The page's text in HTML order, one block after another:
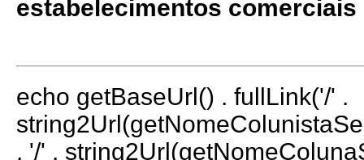
estabelecimentos comerciais
echo getBaseUrl() . fullLink('/' .
. '/' .